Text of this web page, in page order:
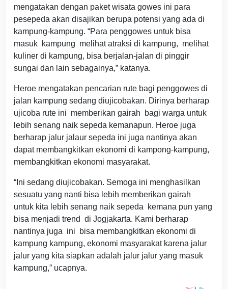
mengatakan dengan paket wisata gowes ini para
pesepeda akan disajikan berupa potensi yang ada di
kampung-kampung. “Para penggowes untuk bisa
masuk kampung melihat atraksi di kampung, melihat
kuliner di kampung, bisa berjalan-jalan di pinggir
sungai dan lain sebagainya,” katanya.
Heroe mengatakan pencarian rute bagi penggowes di
jalan kampung sedang diujicobakan. Dirinya berharap
ujicoba rute ini memberikan gairah bagi warga untuk
lebih senang naik sepeda kemanapun. Heroe juga
berharap jalur jalaur sepeda ini juga nantinya akan
dapat membangkitkan ekonomi di kampong-kampung,
membangkitkan ekonomi masyarakat.
“Ini sedang diujicobakan. Semoga ini menghasilkan
sesuatu yang nanti bisa lebih memberikan gairah
untuk kita lebih senang naik sepeda kemana pun yang
bisa menjadi trend di Jogjakarta. Kami berharap
nantinya juga ini bisa membangkitkan ekonomi di
kampung kampung, ekonomi masyarakat karena jalur
jalur yang kita siapkan adalah jalur jalur yang masuk
kampung,” ucapnya.